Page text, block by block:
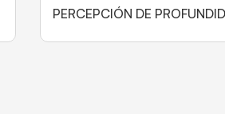
PERCEPCIÓN DE